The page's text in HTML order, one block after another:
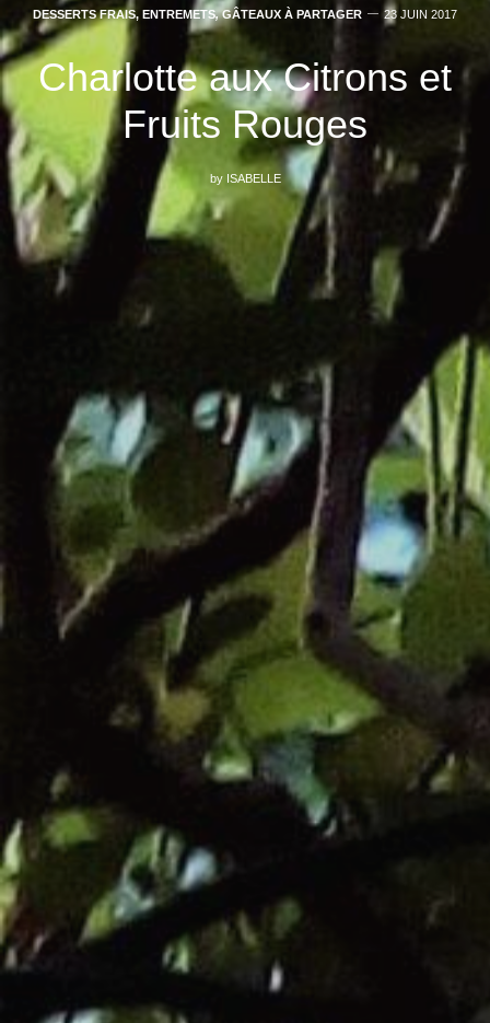
DESSERTS FRAIS, ENTREMETS, GÂTEAUX À PARTAGER 23 JUIN 2017
Charlotte aux Citrons et
Fruits Rouges
by ISABELLE